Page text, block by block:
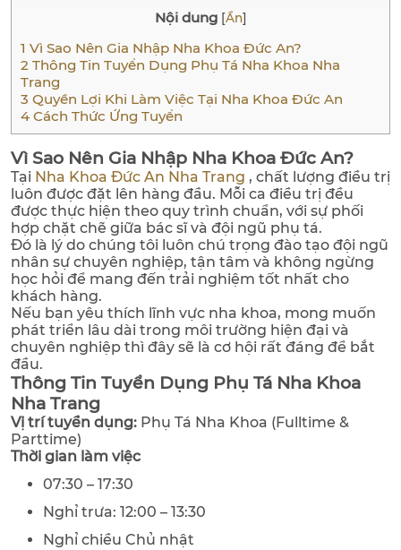
Nội dung [Ẩn]
1 Vì Sao Nên Gia Nhập Nha Khoa Đức An?
2 Thông Tin Tuyển Dụng Phụ Tá Nha Khoa Nha
Trang
3 Quyền Lợi Khi Làm Việc Tại Nha Khoa Đức An
4 Cách Thức Ứng Tuyển
Vì Sao Nên Gia Nhập Nha Khoa Đức An?
Tại Nha Khoa Đức An Nha Trang , chất lượng điều trị
luôn được đặt lên hàng đầu. Mỗi ca điều trị đều
được thực hiện theo quy trình chuẩn, với sự phối
hợp chặt chẽ giữa bác sĩ và đội ngũ phụ tá.
Đó là lý do chúng tôi luôn chú trọng đào tạo đội ngũ
nhân sự chuyên nghiệp, tận tâm và không ngừng
học hỏi để mang đến trải nghiệm tốt nhất cho
khách hàng.
Nếu bạn yêu thích lĩnh vực nha khoa, mong muốn
phát triển lâu dài trong môi trường hiện đại và
chuyên nghiệp thì đây sẽ là cơ hội rất đáng để bắt
đầu.
Thông Tin Tuyển Dụng Phụ Tá Nha Khoa
Nha Trang
Vị trí tuyển dụng: Phụ Tá Nha Khoa (Fulltime &
Parttime)
Thời gian làm việc
07:30 – 17:30
Nghỉ trưa: 12:00 – 13:30
Nghỉ chiều Chủ nhật